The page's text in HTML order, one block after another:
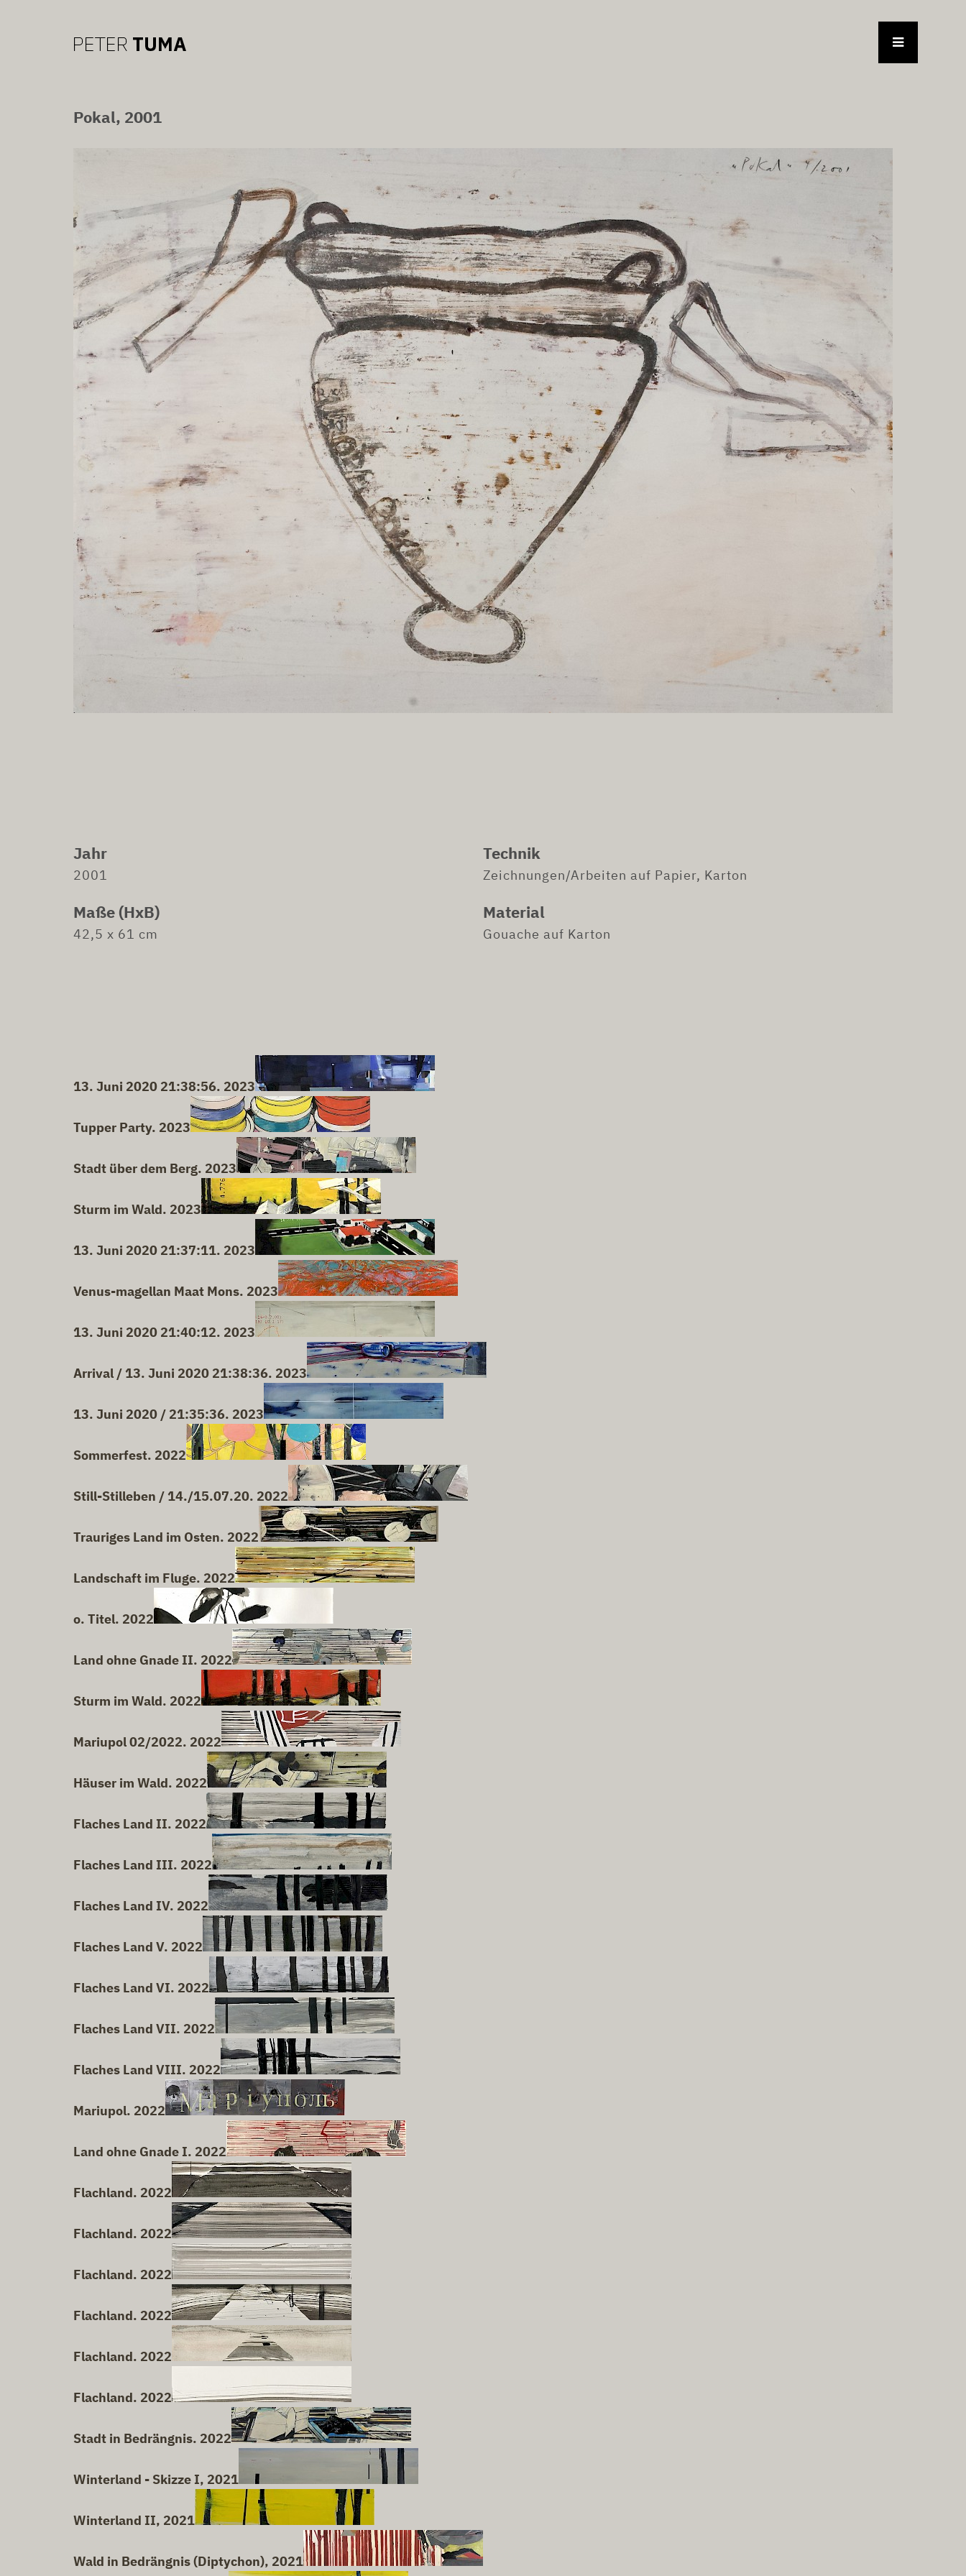
Pokal, 2001
Jahr
2001
Maße (HxB)
42,5 x 61 cm
Technik
Zeichnungen/Arbeiten auf Papier, Karton
Material
Gouache auf Karton
13. Juni 2020 21:38:56. 2023
Tupper Party. 2023
Stadt über dem Berg. 2023
Sturm im Wald. 2023
13. Juni 2020 21:37:11. 2023
Venus-magellan Maat Mons. 2023
13. Juni 2020 21:40:12. 2023
Arrival / 13. Juni 2020 21:38:36. 2023
13. Juni 2020 / 21:35:36. 2023
Sommerfest. 2022
Still-Stilleben / 14./15.07.20. 2022
Trauriges Land im Osten. 2022
Landschaft im Fluge. 2022
o. Titel. 2022
Land ohne Gnade II. 2022
Sturm im Wald. 2022
Mariupol 02/2022. 2022
Häuser im Wald. 2022
Flaches Land II. 2022
Flaches Land III. 2022
Flaches Land IV. 2022
Flaches Land V. 2022
Flaches Land VI. 2022
Flaches Land VII. 2022
Flaches Land VIII. 2022
Mariupol. 2022
Land ohne Gnade I. 2022
Flachland. 2022
Flachland. 2022
Flachland. 2022
Flachland. 2022
Flachland. 2022
Flachland. 2022
Stadt in Bedrängnis. 2022
Winterland - Skizze I, 2021
Winterland II, 2021
Wald in Bedrängnis (Diptychon), 2021